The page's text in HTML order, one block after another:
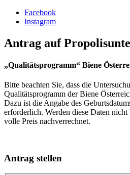
Facebook
Instagram
Antrag auf
„Qualitätsprogramm“ Biene
Bitte beachten Sie, dass die
Qualitätsprogramm der Biene
Dazu ist die Angabe des
erforderlich. Werden diese Daten
volle Preis nachverrechnet.
Antrag stellen